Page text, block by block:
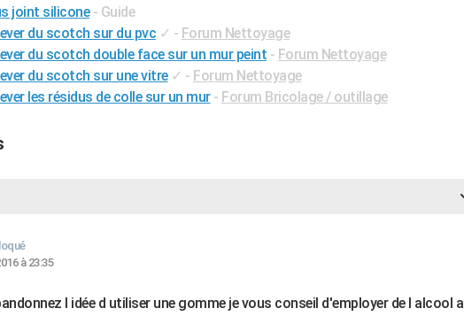
joint silicone - Guide
du scotch sur du pvc ✓ - Forum Nettoyage
du scotch double face sur un mur peint - Forum Nettoyage
du scotch sur une vitre ✓ - Forum Nettoyage
les résidus de colle sur un mur - Forum Bricolage / outillage
à 23:35
l idée d utiliser une gomme je vous conseil d'employer de l alcool a